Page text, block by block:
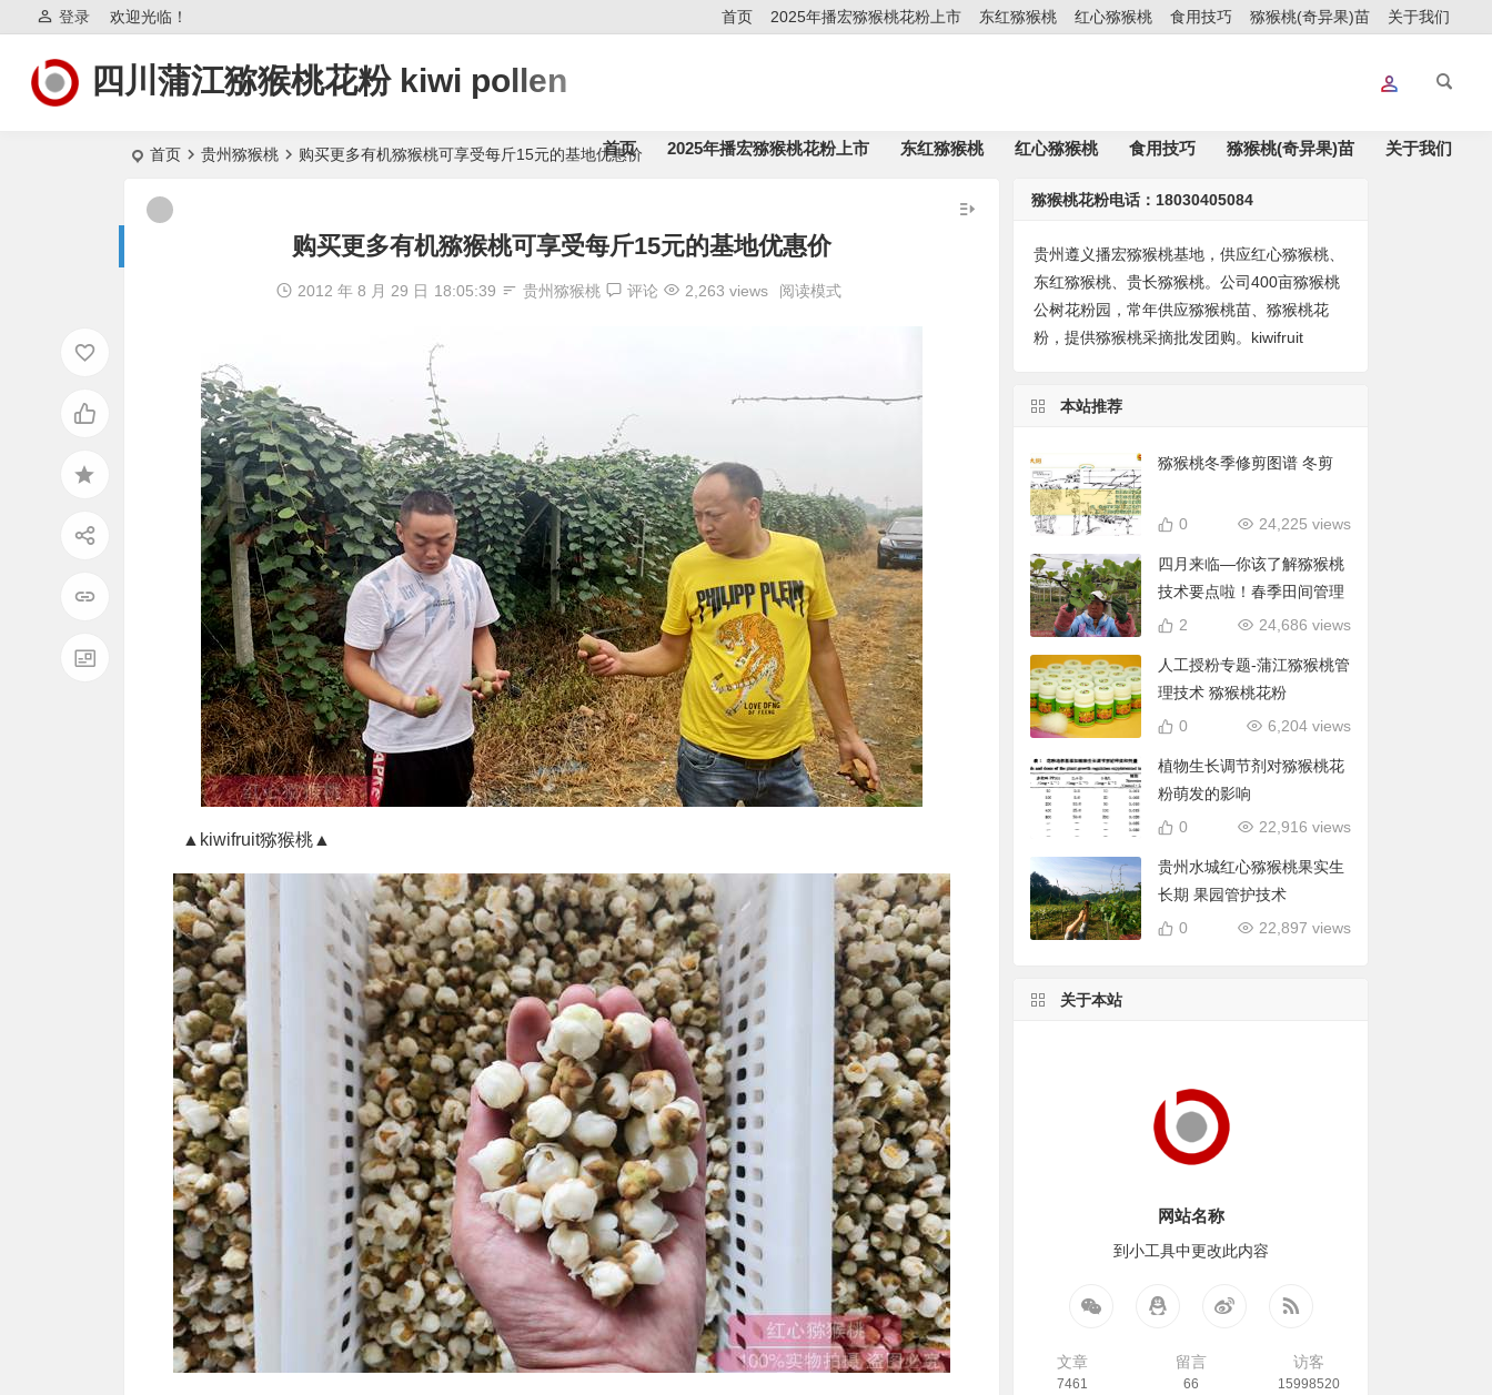
欢迎光临！
登录 首页 2025年播宏猕猴桃花粉上市 东红猕猴桃 红心猕猴桃 食用技巧 猕猴桃(奇异果)苗 关于我们
四川蒲江猕猴桃花粉 kiwi pollen
首页 2025年播宏猕猴桃花粉上市 东红猕猴桃 红心猕猴桃 食用技巧 猕猴桃(奇异果)苗 关于我们
首页 贵州猕猴桃 购买更多有机猕猴桃可享受每斤15元的基地优惠价
购买更多有机猕猴桃可享受每斤15元的基地优惠价
2012 年 8 月 29 日 18:05:39 贵州猕猴桃 评论 2,263 views 阅读模式
▲kiwifruit猕猴桃▲
猕猴桃花粉电话：18030405084
贵州遵义播宏猕猴桃基地，供应红心猕猴桃、
东红猕猴桃、贵长猕猴桃。公司400亩猕猴桃
公树花粉园，常年供应猕猴桃苗、猕猴桃花
粉，提供猕猴桃采摘批发团购。kiwifruit
本站推荐
猕猴桃冬季修剪图谱 冬剪
24,225 views
0
四月来临—你该了解猕猴桃
技术要点啦！春季田间管理
24,686 views
2
人工授粉专题-蒲江猕猴桃管
理技术 猕猴桃花粉
6,204 views
0
植物生长调节剂对猕猴桃花
粉萌发的影响
22,916 views
0
贵州水城红心猕猴桃果实生
长期 果园管护技术
22,897 views
0
关于本站
网站名称
到小工具中更改此内容
文章
7461
留言
66
访客
15998520